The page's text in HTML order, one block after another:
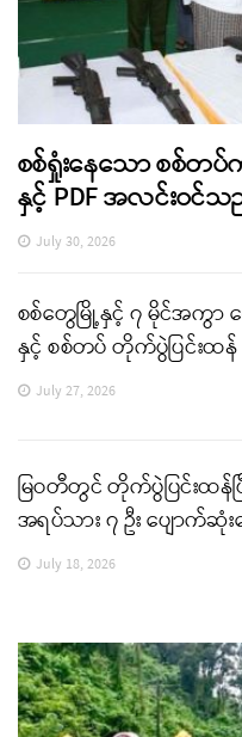
စစ်ရှုံးနေသော စစ်တ
နှင့် PDF အလင်းဝင်သ
July 30, 2026
စစ်တွေမြို့နှင့် ၇ မိုင်အကွာ ရ
နှင့် စစ်တပ် တိုက်ပွဲပြင်းထန်
July 27, 2026
မြဝတီတွင် တိုက်ပွဲပြင်းထန်ပြီ
အရပ်သား ၇ ဦး ပျောက်ဆုံး
July 18, 2026